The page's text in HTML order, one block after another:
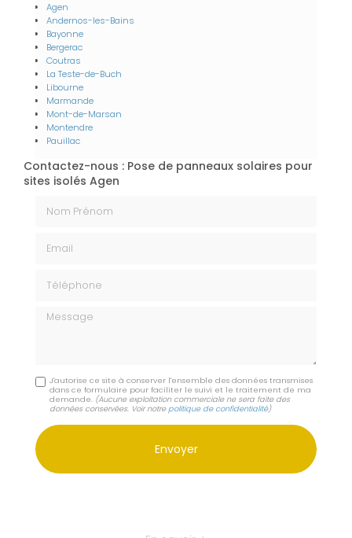
Agen
Andernos-les-Bains
Bayonne
Bergerac
Coutras
La Teste-de-Buch
Libourne
Marmande
Mont-de-Marsan
Montendre
Pauillac
Contactez-nous : Pose de panneaux solaires pour
sites isolés Agen
Message
J'autorise ce site à conserver l'ensemble des données transmises
dans ce formulaire pour faciliter le suivi et le traitement de ma
demande. (Aucune exploitation commerciale ne sera faite des
données conservées. Voir notre politique de confidentialité)